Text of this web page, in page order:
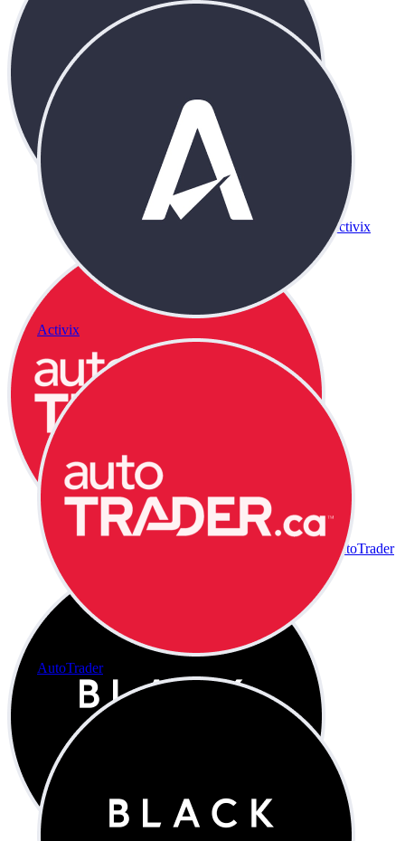
Activix
AutoTrader
Activix
AutoTrader